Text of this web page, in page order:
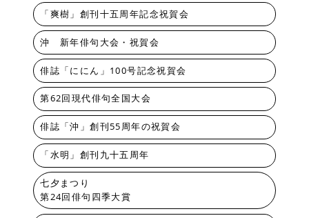
「爽樹」創刊十五周年記念祝賀会
沖 新年俳句大会・祝賀会
俳誌「ににん」100号記念祝賀会
第62回現代俳句全国大会
俳誌「沖」創刊55周年の祝賀会
「水明」創刊九十五周年
七夕まつり
第24回俳句四季大賞